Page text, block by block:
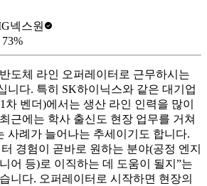
넥스원
73%
도체 라인 오퍼레이터로 근무하시는
니다. 특히 SK하이닉스와 같은 대기업
차 벤더)에서는 생산 라인 인력을 많이
근에는 학사 출신도 현장 업무를 거쳐
사례가 늘어나는 추세이기도 합니다.
경험이 곧바로 원하는 분야(공정 엔지
어 등)로 이직하는 데 도움이 될지”는
니다. 오퍼레이터로 시작하면 현장의